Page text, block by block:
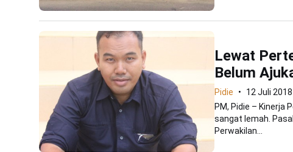
Lewat
Belum
Pidie
12 Juli 2018
PM, Pidie – Kinerja
sangat lemah.
Perwakilan...